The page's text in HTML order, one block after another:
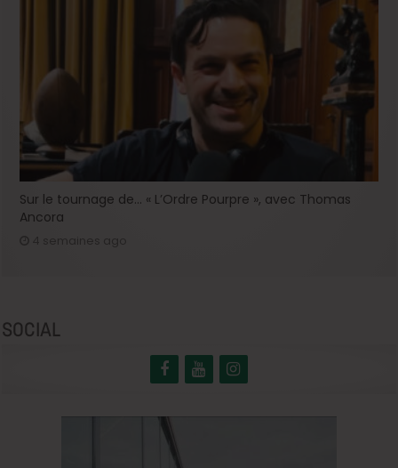
Sur le tournage de… « L’Ordre Pourpre », avec Thomas
Ancora
SOCIAL